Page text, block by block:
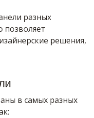
разных
позволяет
решения,
в самых разных